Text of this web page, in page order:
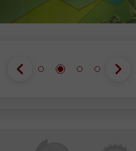
เปิดบัญชีสาธิต